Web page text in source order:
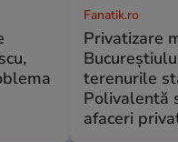
Fanatik.ro
Privatizare
terenurile
Polivalentă
afaceri